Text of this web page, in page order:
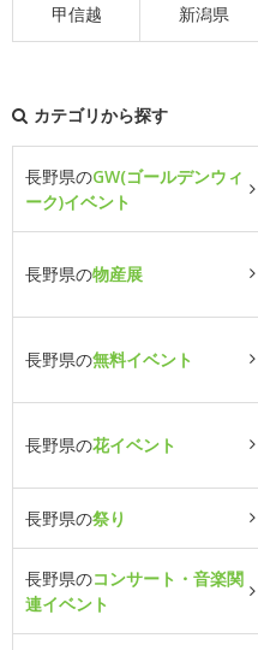
甲信越 新潟県
カテゴリから探す
長野県のGW(ゴールデンウィ
ーク)イベント
長野県の物産展
長野県の無料イベント
長野県の花イベント
長野県の祭り
長野県のコンサート・音楽関
連イベント